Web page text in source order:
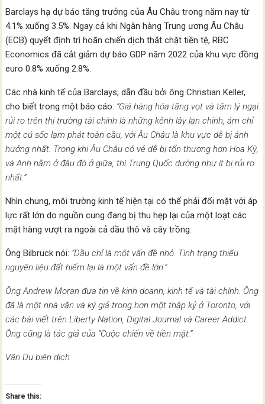
Barclays hạ dự báo tăng trưởng của Âu Châu trong năm nay từ
4.1% xuống 3.5%. Ngay cả khi Ngân hàng Trung ương Âu Châu
(ECB) quyết định trì hoãn chiến dịch thắt chặt tiền tệ, RBC
Economics đã cắt giảm dự báo GDP năm 2022 của khu vực đồng
euro 0.8% xuống 2.8%.
Các nhà kinh tế của Barclays, dẫn đầu bởi ông Christian Keller,
cho biết trong một báo cáo: “Giá hàng hóa tăng vọt và tâm lý ngại
rủi ro trên thị trường tài chính là những kênh lây lan chính, ám chỉ
một cú sốc lạm phát toàn cầu, với Âu Châu là khu vực dễ bị ảnh
hưởng nhất. Trong khi Âu Châu có vẻ dễ bị tổn thương hơn Hoa Kỳ,
và Anh nằm ở đâu đó ở giữa, thì Trung Quốc dường như ít bị rủi ro
nhất.”
Nhìn chung, môi trường kinh tế hiện tại có thể phải đối mặt với áp
lực rất lớn do nguồn cung đang bị thu hẹp lại của một loạt các
mặt hàng vượt ra ngoài cả dầu thô và cây trồng.
Ông Bilbruck nói: “Dầu chỉ là một vấn đề nhỏ. Tình trạng thiếu
nguyên liệu đất hiếm lại là một vấn đề lớn.”
Ông Andrew Moran đưa tin về kinh doanh, kinh tế và tài chính. Ông
đã là một nhà văn và ký giả trong hơn một thập kỷ ở Toronto, với
các bài viết trên Liberty Nation, Digital Journal và Career Addict.
Ông cũng là tác giả của “Cuộc chiến về tiền mặt.”
Vân Du biên dịch
Share this: